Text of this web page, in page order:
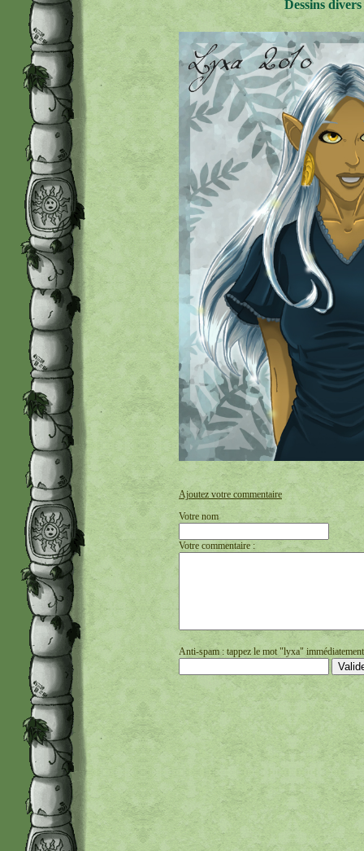
Dessins divers
Ajoutez votre commentaire
Votre nom
Votre commentaire :
Anti-spam : tappez le mot "lyxa"